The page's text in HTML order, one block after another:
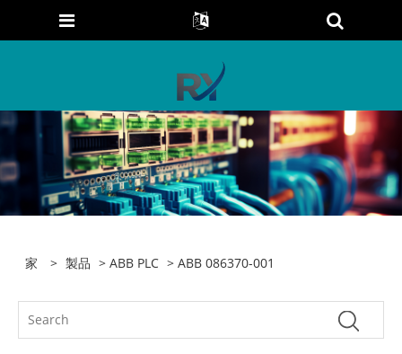
家 > 製品 >ABB PLC > ABB 086370-001